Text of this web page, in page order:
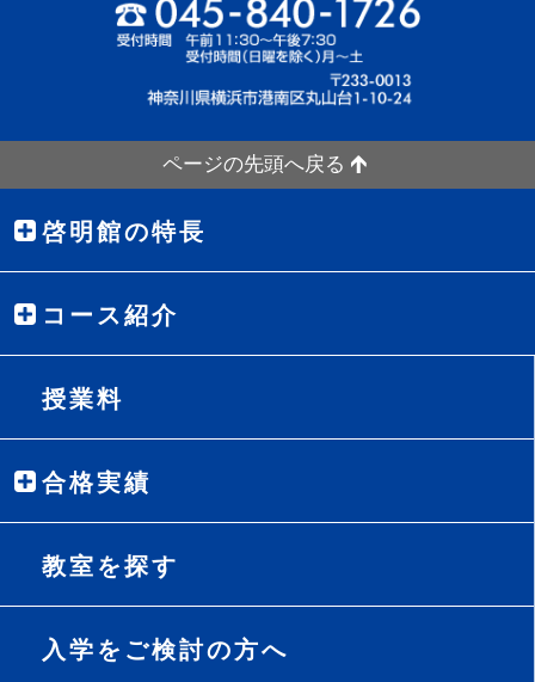
ページの先頭へ戻る
啓明館の特長
コース紹介
授業料
合格実績
教室を探す
入学をご検討の方へ